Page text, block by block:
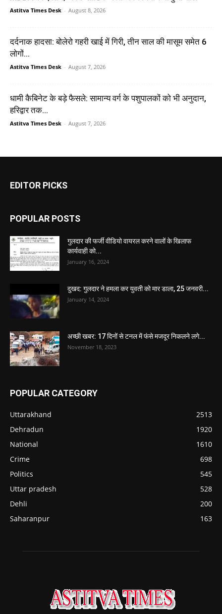
Astitva Times Desk - August 8, 2026
दर्दनाक हादसा: बोलेरो गहरी खाई में गिरी, तीन साल की मासूम समेत 6
लोगों...
Astitva Times Desk - August 7, 2026
धामी कैबिनेट के बड़े फैसले: सामान्य वर्ग के पशुपालकों को भी अनुदान,
हरिद्वार तक...
Astitva Times Desk - August 7, 2026
EDITOR PICKS
POPULAR POSTS
गुलदार की फर्जी वीडियो वायरल करने वालों के खिलाफ
कार्यवाही को...
January 16, 2024
दुखद: गुलदार ने हमला कर युवती को मार डाला, 25 जनवरी...
January 14, 2024
अच्छी खबर: 17 दिनों से टनल में फंसे मजदूर निकलने लगे...
November 18, 2023
POPULAR CATEGORY
Uttarakhand
2513
Dehradun
1920
National
1610
Crime
698
Politics
545
Uttar pradesh
528
Dehli
200
Saharanpur
163